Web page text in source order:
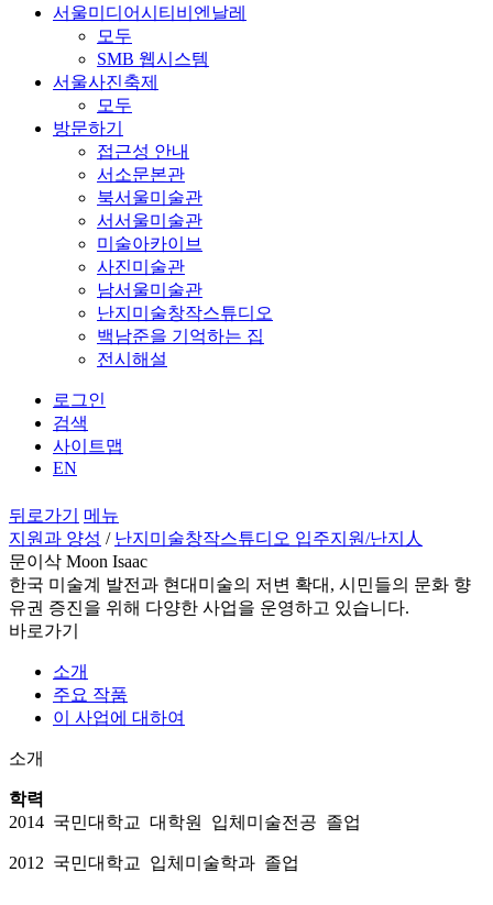
서울미디어시티비엔날레
모두
SMB 웹시스템
서울사진축제
모두
방문하기
접근성 안내
서소문본관
북서울미술관
서서울미술관
미술아카이브
사진미술관
남서울미술관
난지미술창작스튜디오
백남준을 기억하는 집
전시해설
로그인
검색
사이트맵
EN
뒤로가기
메뉴
지원과 양성 / 난지미술창작스튜디오 입주지원/난지人
문이삭 Moon Isaac
한국 미술계 발전과 현대미술의 저변 확대, 시민들의 문화 향
유권 증진을 위해 다양한 사업을 운영하고 있습니다.
바로가기
소개
주요 작품
이 사업에 대하여
소개
학력
2014 국민대학교 대학원 입체미술전공 졸업
2012 국민대학교 입체미술학과 졸업